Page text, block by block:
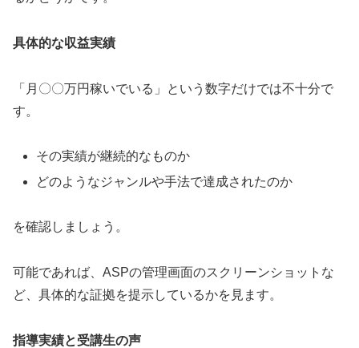
具体的な収益実績
「月〇〇万円稼いでいる」という数字だけでは不十分で
す。
その実績が継続的なものか
どのようなジャンルや手法で達成されたのか
を確認しましょう。
可能であれば、ASPの管理画面のスクリーンショットな
ど、具体的な証拠を提示しているかを見ます。
指導実績と受講生の声